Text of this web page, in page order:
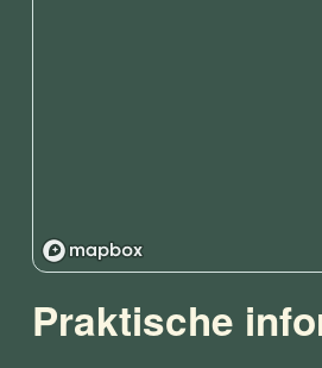
Praktische